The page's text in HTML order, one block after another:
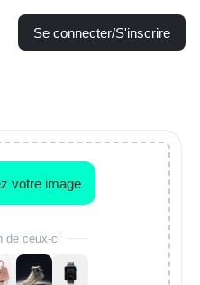
Se connecter/S'inscrire
votre image
de ceux-ci